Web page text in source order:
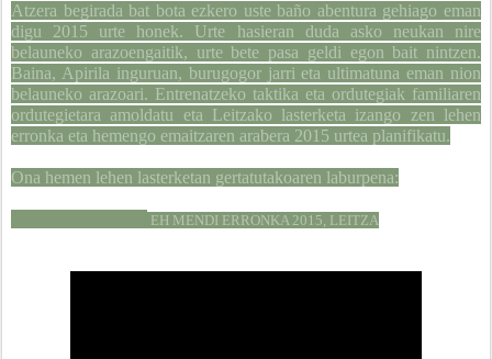
Atzera begirada bat bota ezkero uste baño abentura gehiago eman
digu 2015 urte honek. Urte hasieran duda asko neukan nire
belauneko arazoengaitik, urte bete pasa geldi egon bait nintzen.
Baina, Apirila inguruan, burugogor jarri eta ultimatuna eman nion
belauneko arazoari. Entrenatzeko taktika eta ordutegiak familiaren
ordutegietara amoldatu eta Leitzako lasterketa izango zen lehen
erronka eta hemengo emaitzaren arabera 2015 urtea planifikatu.
Ona hemen lehen lasterketan gertatutakoaren laburpena:
EH MENDI ERRONKA 2015, LEITZA